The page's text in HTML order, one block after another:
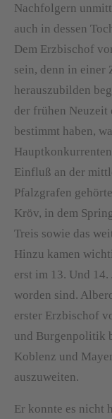
Nachfolgern
auch in dessen
Dem Erzbischof
sein, denn in einer
herauszubilden
der frühen
bestimmt haben,
Einfluß an der
Pfalzgrafen
Kröv, in dem
Treis sowie das
Hinzu kamen
erst im 13. Und
worden sind.
erster Erzbischof
und Burgenpolitik
Koblenz und
auszuweiten.
Er konnte es nicht